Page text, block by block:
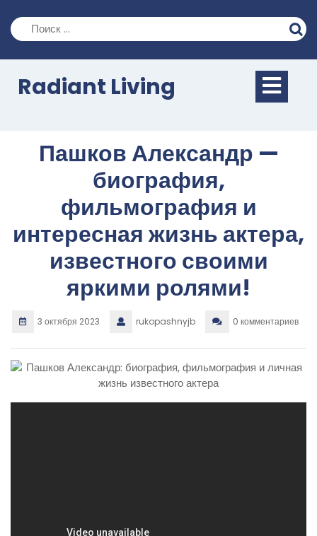
содержимому
Radiant Living
Пашков Александр —
биография,
фильмография и
интересная жизнь актера,
известного своими
яркими ролями!
3 октября 2023 rukopashnyjb 0 комментариев